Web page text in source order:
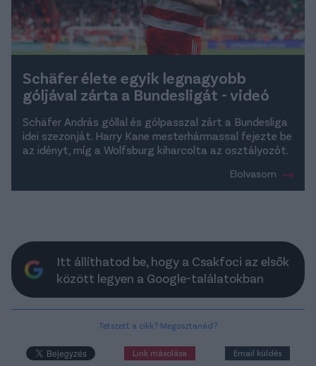
Schäfer élete egyik legnagyobb
góljával zárta a Bundesligát - videó
Schäfer András góllal és gólpasszal zárt a Bundesliga
idei szezonját. Harry Kane mesterhármassal fejezte be
az idényt, míg a Wolfsburg kiharcolta az osztályozót.
Elolvasom
Itt állíthatod be, hogy a Csakfoci az elsők
között legyen a Google-találatokban
Tetszett a cikk? Megosztanád?
Link másolása Email küldés